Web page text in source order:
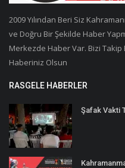
2009 Yılından Beri Siz
ve Doğru Bir Şekilde Haber
Merkezde Haber Var. Bizi Takip
Haberiniz Olsun
RASGELE HABERLER
Şafak Vakti